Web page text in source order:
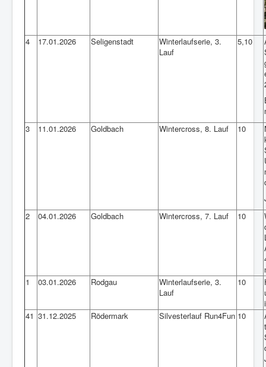
4 17.01.2026 Seligenstadt
Winterlaufserie, 3.
Lauf
5,10
3
11.01.2026 Goldbach Wintercross, 8. Lauf 10
2
04.01.2026 Goldbach Wintercross, 7. Lauf 10
1
03.01.2026 Rodgau
Winterlaufserie, 3.
Lauf
10
41 31.12.2025 Rödermark Silvesterlauf Run4Fun 10